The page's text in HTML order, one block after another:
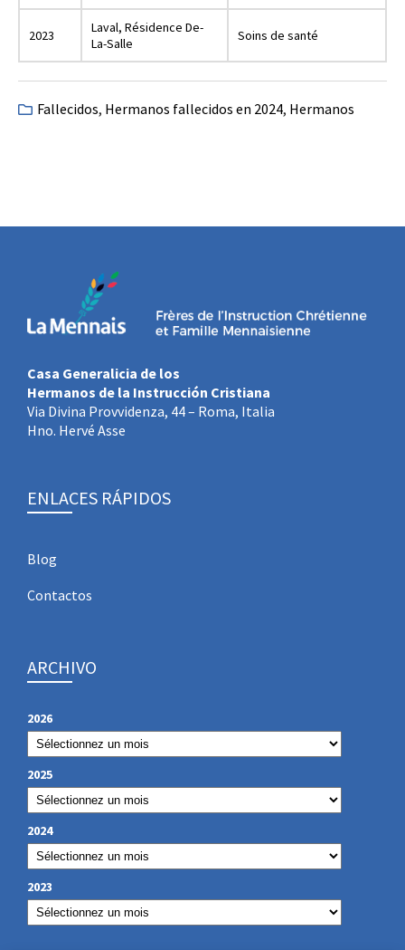
2023
Laval, Résidence De-
La-Salle
Soins de santé
Fallecidos, Hermanos fallecidos en 2024, Hermanos
Casa Generalicia de los
Hermanos de la Instrucción Cristiana
Via Divina Provvidenza, 44 – Roma, Italia
Hno. Hervé Asse
ENLACES RÁPIDOS
Blog
Contactos
ARCHIVO
2026
2025
2024
2023